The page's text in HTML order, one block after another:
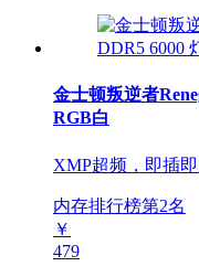
金士顿叛逆者
RGB白
XMP超频，即插
内存排行榜第2名
￥
479